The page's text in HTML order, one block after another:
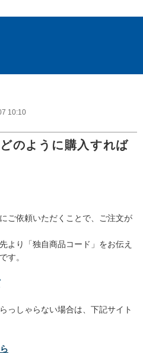
10:10
のように購入すれば
ご依頼いただくことで、ご注文が
より「独自商品コード」をお伝え
す。
っしゃらない場合は、下記サイト